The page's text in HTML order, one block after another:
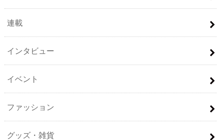
連載
インタビュー
イベント
ファッション
グッズ・雑貨